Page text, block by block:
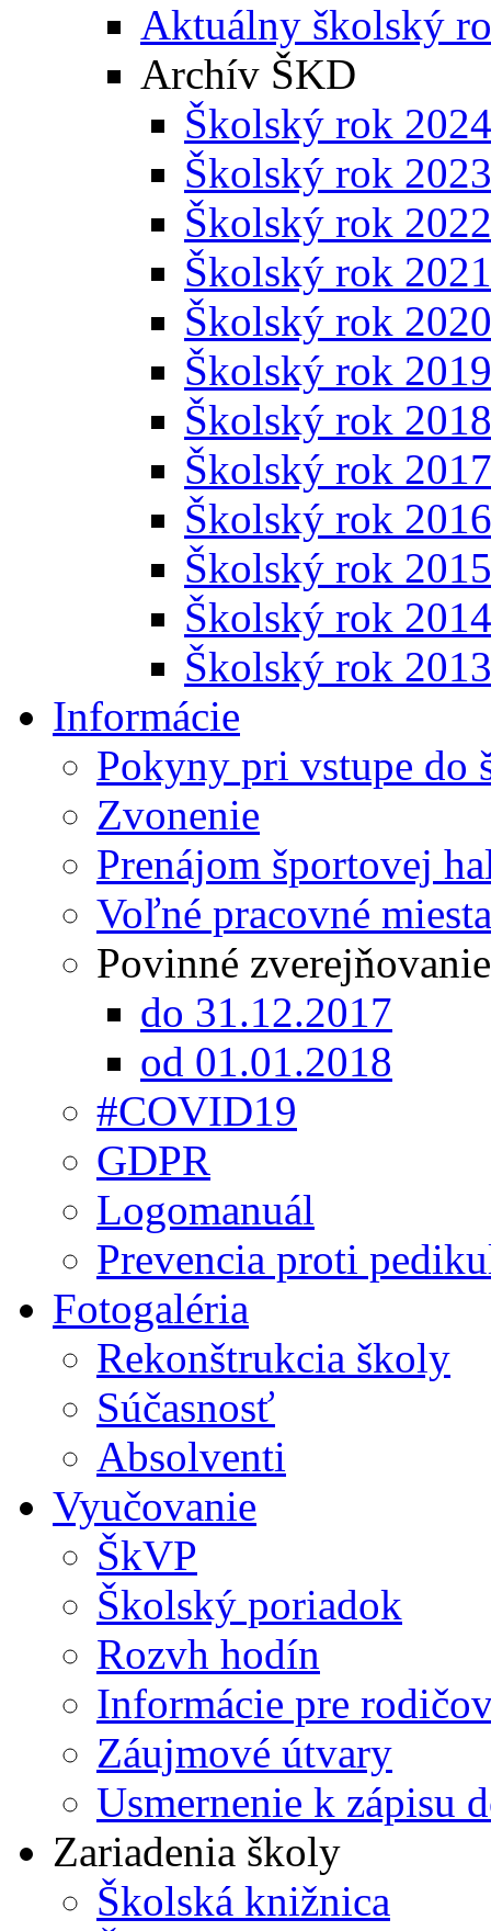
Aktuálny školský
Archív ŠKD
Školský rok
Školský rok
Školský rok
Školský rok
Školský rok
Školský rok
Školský rok
Školský rok
Školský rok
Školský rok
Školský rok
Školský rok
Informácie
Pokyny pri vstupe do
Zvonenie
Prenájom športovej
Voľné pracovné miesta
Povinné zverejňovanie
do 31.12.2017
od 01.01.2018
#COVID19
GDPR
Logomanuál
Prevencia proti
Fotogaléria
Rekonštrukcia školy
Súčasnosť
Absolventi
Vyučovanie
ŠkVP
Školský poriadok
Rozvh hodín
Informácie pre
Záujmové útvary
Usmernenie k zápisu
Zariadenia školy
Školská knižnica